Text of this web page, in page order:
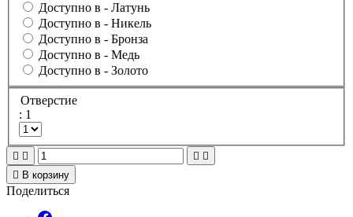
Доступно в - Латунь
Доступно в - Никель
Доступно в - Бронза
Доступно в - Медь
Доступно в - Золото
Отверстие
: 1
   
 В корзину
Поделиться